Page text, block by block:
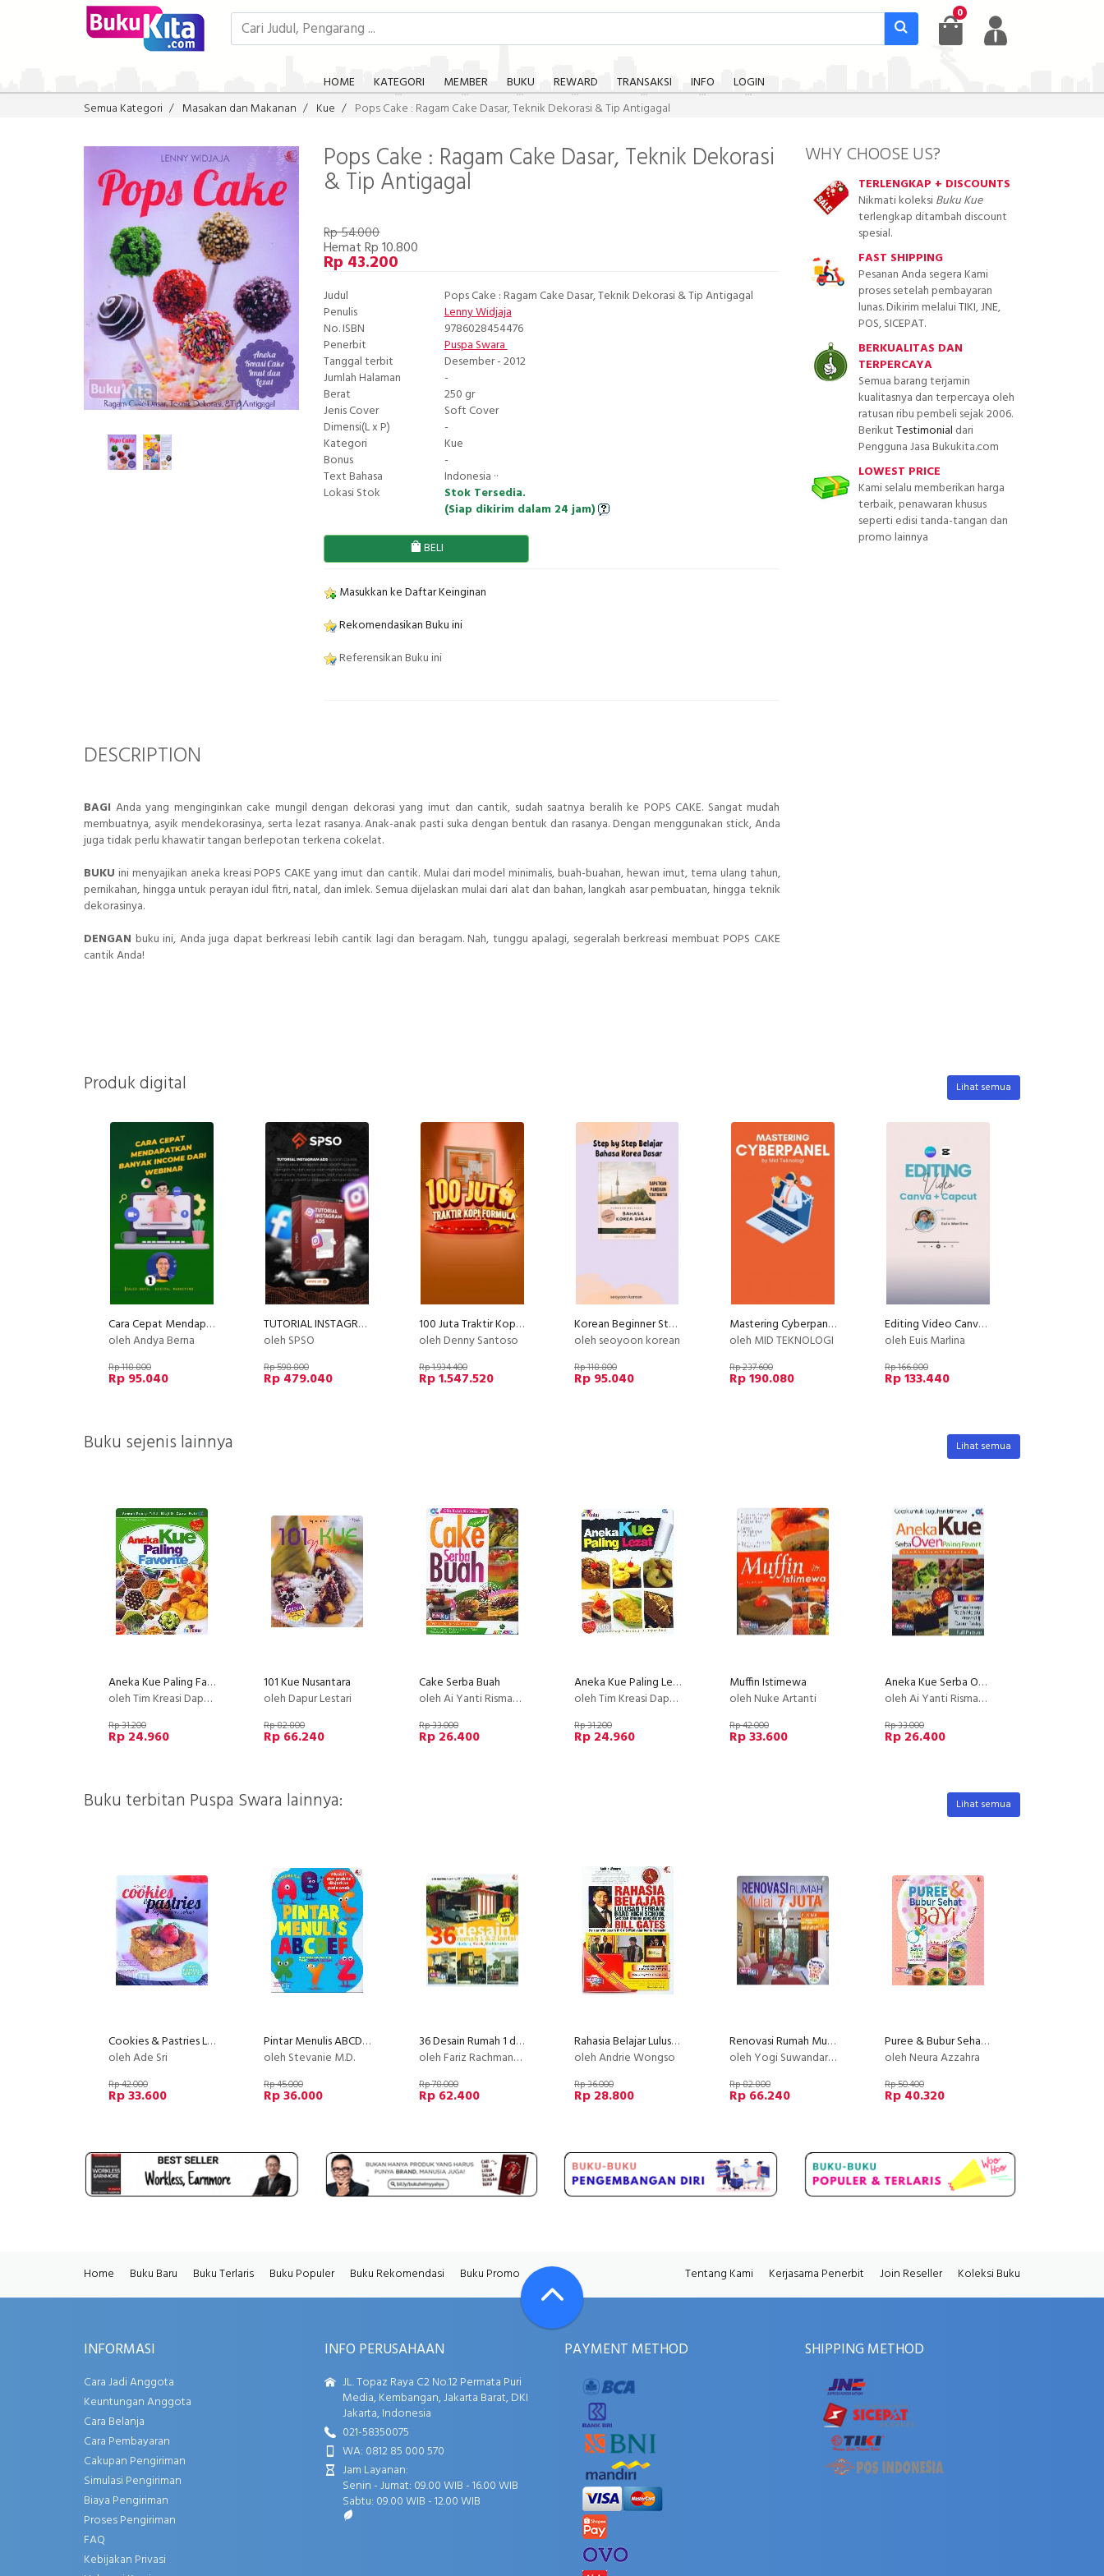
0
HOME KATEGORI MEMBER BUKU REWARD TRANSAKSI INFO
LOGIN
Semua Kategori
Masakan dan Makanan Kue Pops Cake : Ragam Cake Dasar, Teknik Dekorasi & Tip Antigagal
Pops Cake : Ragam Cake Dasar, Teknik Dekorasi
& Tip Antigagal
Rp 54.000
Hemat Rp 10.800
Rp 43.200
Judul
Pops Cake : Ragam Cake Dasar, Teknik Dekorasi & Tip Antigagal
Penulis
Lenny Widjaja
No. ISBN
9786028454476
Penerbit
Puspa Swara
Tanggal terbit
Desember - 2012
Jumlah Halaman
-
Berat
250 gr
Jenis Cover
Soft Cover
Dimensi(L x P)
-
Kategori
Kue
Bonus
-
Text Bahasa
Indonesia ··
Lokasi Stok
Stok Tersedia.
(Siap dikirim dalam 24 jam)
BELI
Masukkan ke Daftar Keinginan
Rekomendasikan Buku ini
Referensikan Buku ini
DESCRIPTION
BAGI Anda yang menginginkan cake mungil dengan dekorasi yang imut dan cantik, sudah saatnya beralih ke POPS CAKE. Sangat mudah
membuatnya, asyik mendekorasinya, serta lezat rasanya. Anak-anak pasti suka dengan bentuk dan rasanya. Dengan menggunakan stick, Anda
juga tidak perlu khawatir tangan berlepotan terkena cokelat.
BUKU ini menyajikan aneka kreasi POPS CAKE yang imut dan cantik. Mulai dari model minimalis, buah-buahan, hewan imut, tema ulang tahun,
pernikahan, hingga untuk perayan idul fitri, natal, dan imlek. Semua dijelaskan mulai dari alat dan bahan, langkah asar pembuatan, hingga teknik
dekorasinya.
DENGAN buku ini, Anda juga dapat berkreasi lebih cantik lagi dan beragam. Nah, tunggu apalagi, segeralah berkreasi membuat POPS CAKE
cantik Anda!
WHY CHOOSE US?
TERLENGKAP + DISCOUNTS
Nikmati koleksiBuku Kue
terlengkap ditambah discount
spesial.
FAST SHIPPING
Pesanan Anda segera Kami
proses setelah pembayaran
lunas. Dikirim melalui TIKI, JNE,
POS, SICEPAT.
BERKUALITAS DAN
TERPERCAYA
Semua barang terjamin
kualitasnya dan terpercaya oleh
ratusan ribu pembeli sejak 2006.
BerikutTestimonial dari
Pengguna Jasa Bukukita.com
LOWEST PRICE
Kami selalu memberikan harga
terbaik, penawaran khusus
seperti edisi tanda-tangan dan
promo lainnya
Produk digital Lihat semua
Cara Cepat Mendapatkan Banyak Income dari Webinar
oleh Andya Berna
Rp 118.800
Rp 95.040
TUTORIAL INSTAGRAM ADS
oleh SPSO
Rp 598.800
Rp 479.040
100 Juta Traktir Kopi Formula
oleh Denny Santoso
Rp 1.934.400
Rp 1.547.520
Korean Beginner Step by step Belajar Bahasa Korea Dasar
oleh seoyoon korean
Rp 118.800
Rp 95.040
Mastering Cyberpanel
oleh MID TEKNOLOGI
Rp 237.600
Rp 190.080
Editing Video Canva + Capcut
oleh Euis Marlina
Rp 166.800
Rp 133.440
Buku sejenis lainnya Lihat semua
Aneka Kue Paling Favorite (full color)
oleh Tim Kreasi Dapur Koki
Rp 31.200
Rp 24.960
101 Kue Nusantara
oleh Dapur Lestari
Rp 82.800
Rp 66.240
Cake Serba Buah
oleh Ai Yanti Rismayanti
Rp 33.000
Rp 26.400
Aneka Kue Paling Lezat (full color)
oleh Tim Kreasi Dapur Koki
Rp 31.200
Rp 24.960
Muffin Istimewa
oleh Nuke Artanti
Rp 42.000
Rp 33.600
Aneka Kue Serba Oven Paling Favorit (Full Color)
oleh Ai Yanti Rismayanti
Rp 33.000
Rp 26.400
Buku terbitan Puspa Swara lainnya: Lihat semua
Cookies & Pastries Lezat dan Sehat
oleh Ade Sri
Rp 42.000
Rp 33.600
Pintar Menulis ABCDEF Berdasarkan Metode yang Disempurnakan
oleh Stevanie M.D.
Rp 45.000
Rp 36.000
36 Desain Rumah 1 dan 2 Lantai Modern, Klasik, Mediterania
oleh Fariz Rachmanaputra, ST & Archira
Rp 78.000
Rp 62.400
Rahasia Belajar Lulusan Terbaik Bard High School
oleh Andrie Wongso
Rp 36.000
Rp 28.800
Renovasi Rumah Mulai 7 Juta
oleh Yogi Suwandaru & Yusuf Fathur
Rp 82.800
Rp 66.240
Puree & Bubur Sehat Bayi Food Lovers
oleh Neura Azzahra
Rp 50.400
Rp 40.320
Home Buku Baru Buku Terlaris Buku Populer Buku Rekomendasi Buku Promo Tentang Kami Kerjasama Penerbit Join Reseller Koleksi Buku
INFORMASI
Cara Jadi Anggota
Keuntungan Anggota
Cara Belanja
Cara Pembayaran
Cakupan Pengiriman
Simulasi Pengiriman
Biaya Pengiriman
Proses Pengiriman
FAQ
Kebijakan Privasi
INFO PERUSAHAAN
JL. Topaz Raya C2 No.12 Permata Puri
Media, Kembangan, Jakarta Barat, DKI
Jakarta, Indonesia
021-58350075
WA: 0812 85 000 570
Jam Layanan:
Senin - Jumat: 09.00 WIB - 16.00 WIB
Sabtu: 09.00 WIB - 12.00 WIB
PAYMENT METHOD SHIPPING METHOD